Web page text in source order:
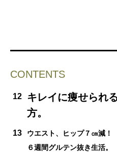
CONTENTS
12
キレイに痩せられ
方。
13
ウエスト、ヒップ７㎝減！
６週間グルテン抜き生活。